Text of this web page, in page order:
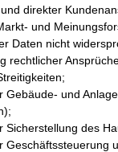
direkter
und
Daten nicht
rechtlicher
Gebäude- und
Sicherstellung des
Geschäftssteuerung